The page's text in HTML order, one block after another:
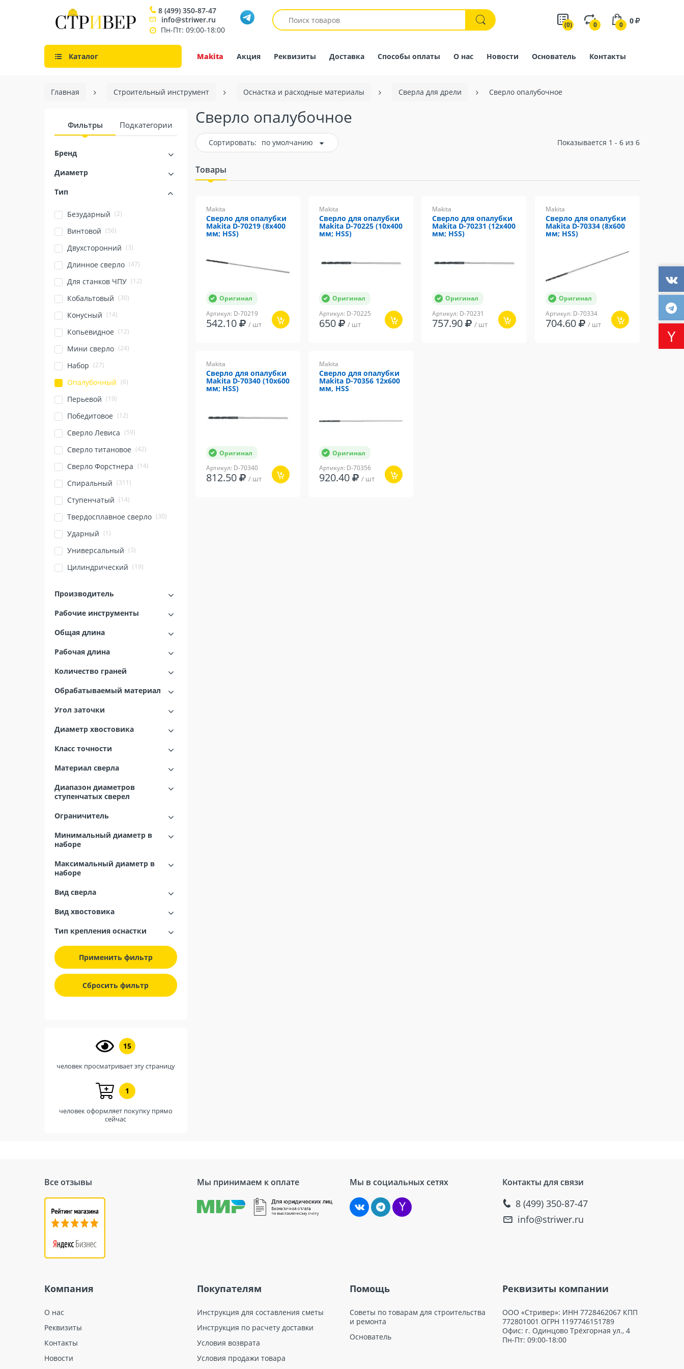
8 (499) 350-87-47
info@striwer.ru
Пн-Пт: 09:00-18:00
(0) 0 0 0
Каталог Makita Акция Реквизиты Доставка Способы оплаты О нас Новости Основатель Контакты
Главная Строительный инструмент Оснастка и расходные материалы Сверла для дрели Cверло опалубочное
Фильтры Подкатегории
Бренд
Диаметр
Тип
Безударный (2)
Винтовой (56)
Двухсторонний (3)
Длинное сверло (47)
Для станков ЧПУ (12)
Кобальтовый (30)
Конусный (14)
Копьевидное (12)
Мини сверло (24)
Набор (27)
Опалубочный (6)
Перьевой (19)
Победитовое (12)
Сверло Левиса (59)
Сверло титановое (42)
Сверло Форстнера (14)
Спиральный (311)
Ступенчатый (14)
Твердосплавное сверло (30)
Ударный (1)
Универсальный (3)
Цилиндрический (19)
Производитель
Рабочие инструменты
Общая длина
Рабочая длина
Количество граней
Обрабатываемый материал
Угол заточки
Диаметр хвостовика
Класс точности
Материал сверла
Диапазон диаметров
ступенчатых сверел
Ограничитель
Минимальный диаметр в
наборе
Максимальный диаметр в
наборе
Вид сверла
Вид хвостовика
Тип крепления оснастки
Применить фильтр
Сбросить фильтр
15
человек просматривает эту страницу
1
человек оформляет покупку прямо
сейчас
Cверло опалубочное
Сортировать: по умолчанию Показывается 1 - 6 из 6
Товары
Makita
Сверло для опалубки
Makita D-70219 (8x400
мм; HSS)
Оригинал
Артикул: D-70219
542.10 / шт
Makita
Сверло для опалубки
Makita D-70225 (10x400
мм; HSS)
Оригинал
Артикул: D-70225
650 / шт
Makita
Сверло для опалубки
Makita D-70231 (12x400
мм; HSS)
Оригинал
Артикул: D-70231
757.90 / шт
Makita
Сверло для опалубки
Makita D-70334 (8x600
мм; HSS)
Оригинал
Артикул: D-70334
704.60 / шт
Makita
Сверло для опалубки
Makita D-70340 (10x600
мм; HSS)
Оригинал
Артикул: D-70340
812.50 / шт
Makita
Сверло для опалубки
Makita D-70356 12x600
мм, HSS
Оригинал
Артикул: D-70356
920.40 / шт
Все отзывы Мы принимаем к оплате Мы в социальных сетях Контакты для связи
8 (499) 350-87-47
info@striwer.ru
Компания
О нас
Реквизиты
Контакты
Новости
Покупателям
Инструкция для составления сметы
Инструкция по расчету доставки
Условия возврата
Условия продажи товара
Помощь
Советы по товарам для строительства
и ремонта
Основатель
Реквизиты компании
ООО «Стривер»: ИНН 7728462067 КПП
772801001 ОГРН 1197746151789
Офис: г. Одинцово Трёхгорная ул., 4
Пн-Пт: 09:00-18:00